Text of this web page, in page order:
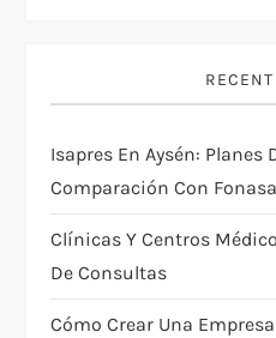
Isapres En Aysén: Planes
Comparación Con Fonasa
Clínicas Y Centros
De Consultas
Cómo Crear Una